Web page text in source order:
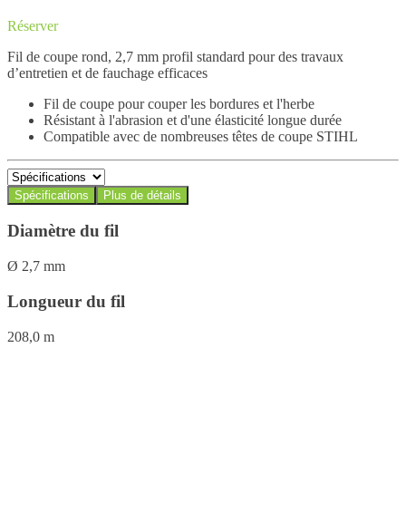
Réserver
Fil de coupe rond, 2,7 mm profil standard pour des travaux
d’entretien et de fauchage efficaces
Fil de coupe pour couper les bordures et l'herbe
Résistant à l'abrasion et d'une élasticité longue durée
Compatible avec de nombreuses têtes de coupe STIHL
Spécifications Plus de détails
Diamètre du fil
Ø 2,7 mm
Longueur du fil
208,0 m